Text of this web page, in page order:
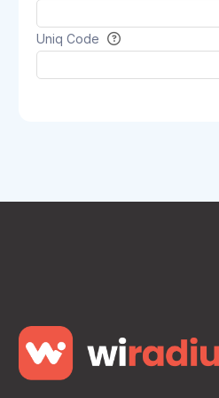
Uniq Code